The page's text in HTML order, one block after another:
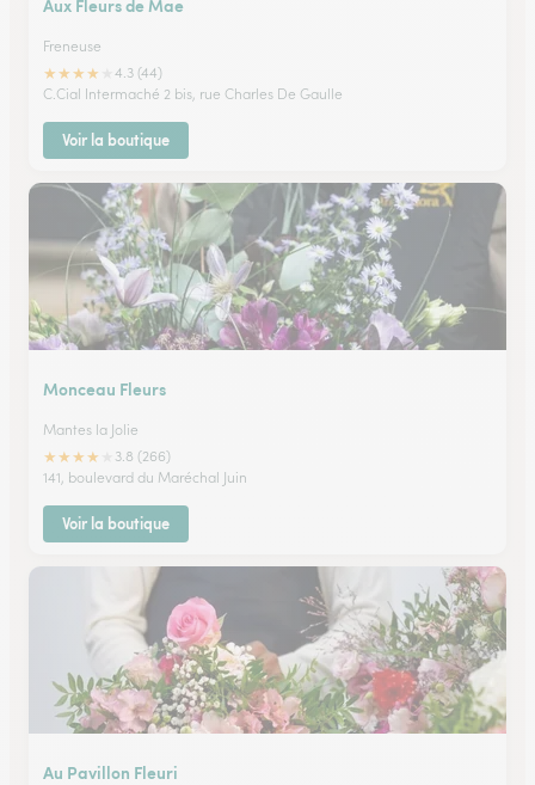
Aux Fleurs de Mae
Freneuse
★★★★
4.3 (44)
C.Cial Intermaché 2 bis, rue Charles De Gaulle
Voir la boutique
Monceau Fleurs
Mantes la Jolie
★★★★
3.8 (266)
141, boulevard du Maréchal Juin
Voir la boutique
Au Pavillon Fleuri